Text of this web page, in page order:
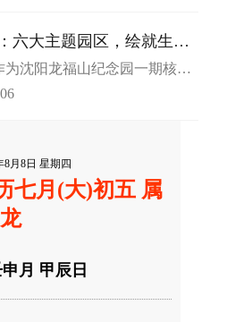
与人文关怀，为沈阳及周边地
建起理想的追思缅怀场所。
六大主题园区，绘就生命
卷
为沈阳龙福山纪念园一期核心
人文哲思为笔触，书写对生命
带交织共生，构建起兼具生态
神传承的生命纪念空间。​
8月8日 星期四
七月(大)初五 属
龙
月 甲辰日